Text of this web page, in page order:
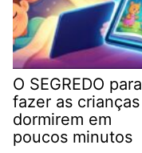
O SEGREDO para
fazer as crianças
dormirem em
poucos minutos